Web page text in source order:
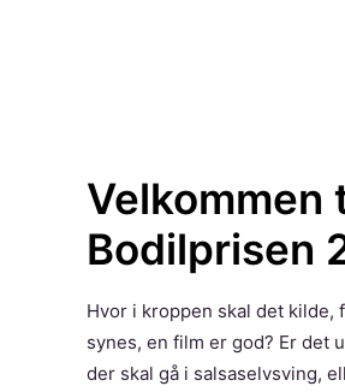
Velkommen
Bodilprisen
Hvor i kroppen skal det kilde,
synes, en film er god? Er det
der skal gå i salsaselvsving,